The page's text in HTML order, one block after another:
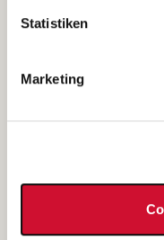
unserer
Statistiken
Marketing
(Ein
e.V.)
Bewerbung als
Bewerbung als Erzieher*in